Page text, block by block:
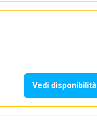
Vedi disponibilità